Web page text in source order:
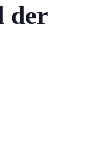
der